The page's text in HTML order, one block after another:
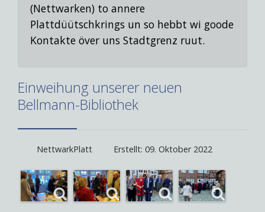
(Nettwarken) to annere
Plattdüütschkrings un so hebbt wi goode
Kontakte över uns Stadtgrenz ruut.
Einweihung unserer neuen
Bellmann-Bibliothek
NettwarkPlatt Erstellt: 09. Oktober 2022